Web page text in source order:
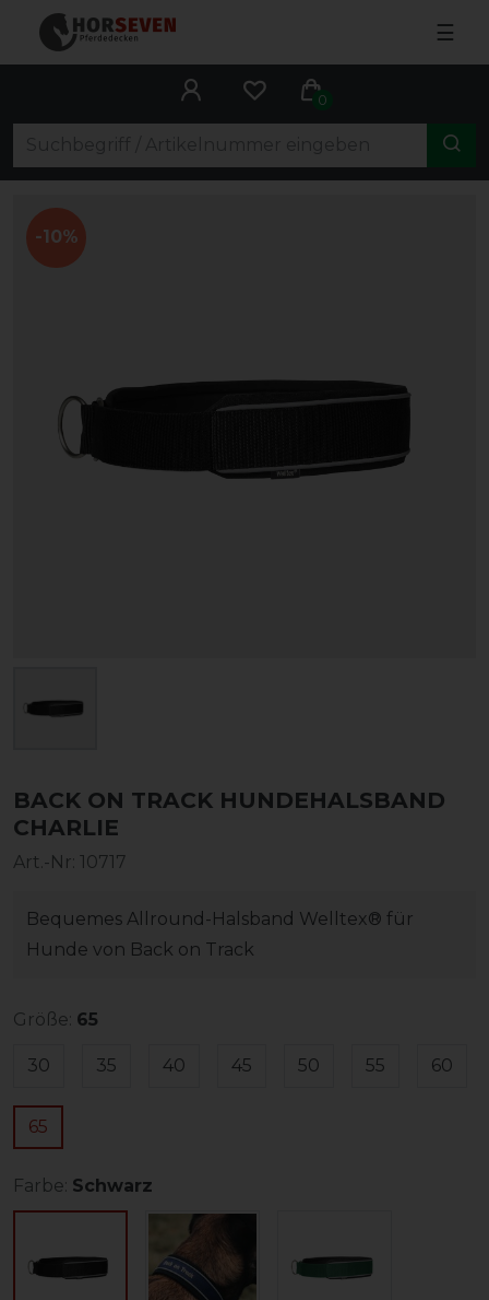
☰
0
-10%
BACK ON TRACK HUNDEHALSBAND
CHARLIE
Art.-Nr: 10717
Bequemes Allround-Halsband Welltex® für
Hunde von Back on Track
Größe: 65
30 35 40 45 50 55 60
65
Farbe: Schwarz